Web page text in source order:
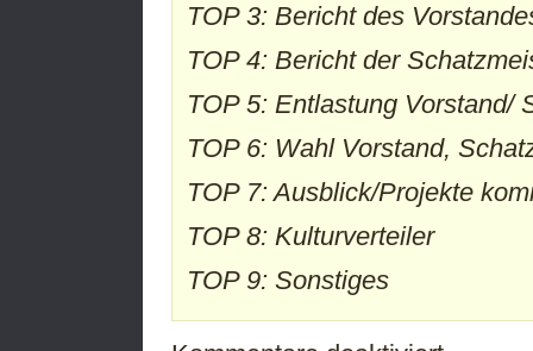
TOP 3: Bericht des
TOP 4: Bericht der
TOP 5: Entlastung Vorstand/
TOP 6: Wahl Vorstand,
TOP 7: Ausblick/Projekte
TOP 8: Kulturverteiler
TOP 9: Sonstiges